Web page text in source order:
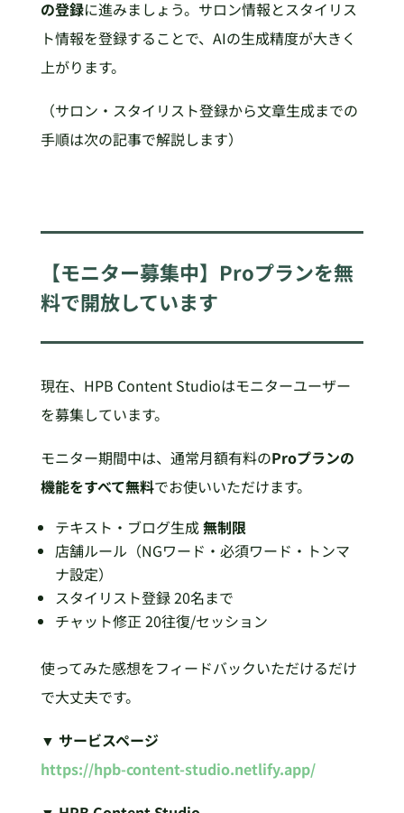
の登録に進みましょう。サロン情報とスタイリス
ト情報を登録することで、AIの生成精度が大きく
上がります。
（サロン・スタイリスト登録から文章生成までの
手順は次の記事で解説します）
【モニター募集中】Proプランを無
料で開放しています
現在、HPB Content Studioはモニターユーザー
を募集しています。
モニター期間中は、通常月額有料のProプランの
機能をすべて無料でお使いいただけます。
テキスト・ブログ生成無制限
店舗ルール（NGワード・必須ワード・トンマ
ナ設定）
スタイリスト登録 20名まで
チャット修正 20往復/セッション
使ってみた感想をフィードバックいただけるだけ
で大丈夫です。
▼ サービスページ
https://hpb-content-studio.netlify.app/